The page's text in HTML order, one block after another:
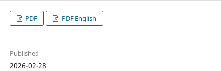
PDF PDF English
Published
2026-02-28